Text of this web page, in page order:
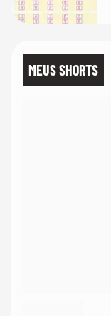
MEUS SHORTS